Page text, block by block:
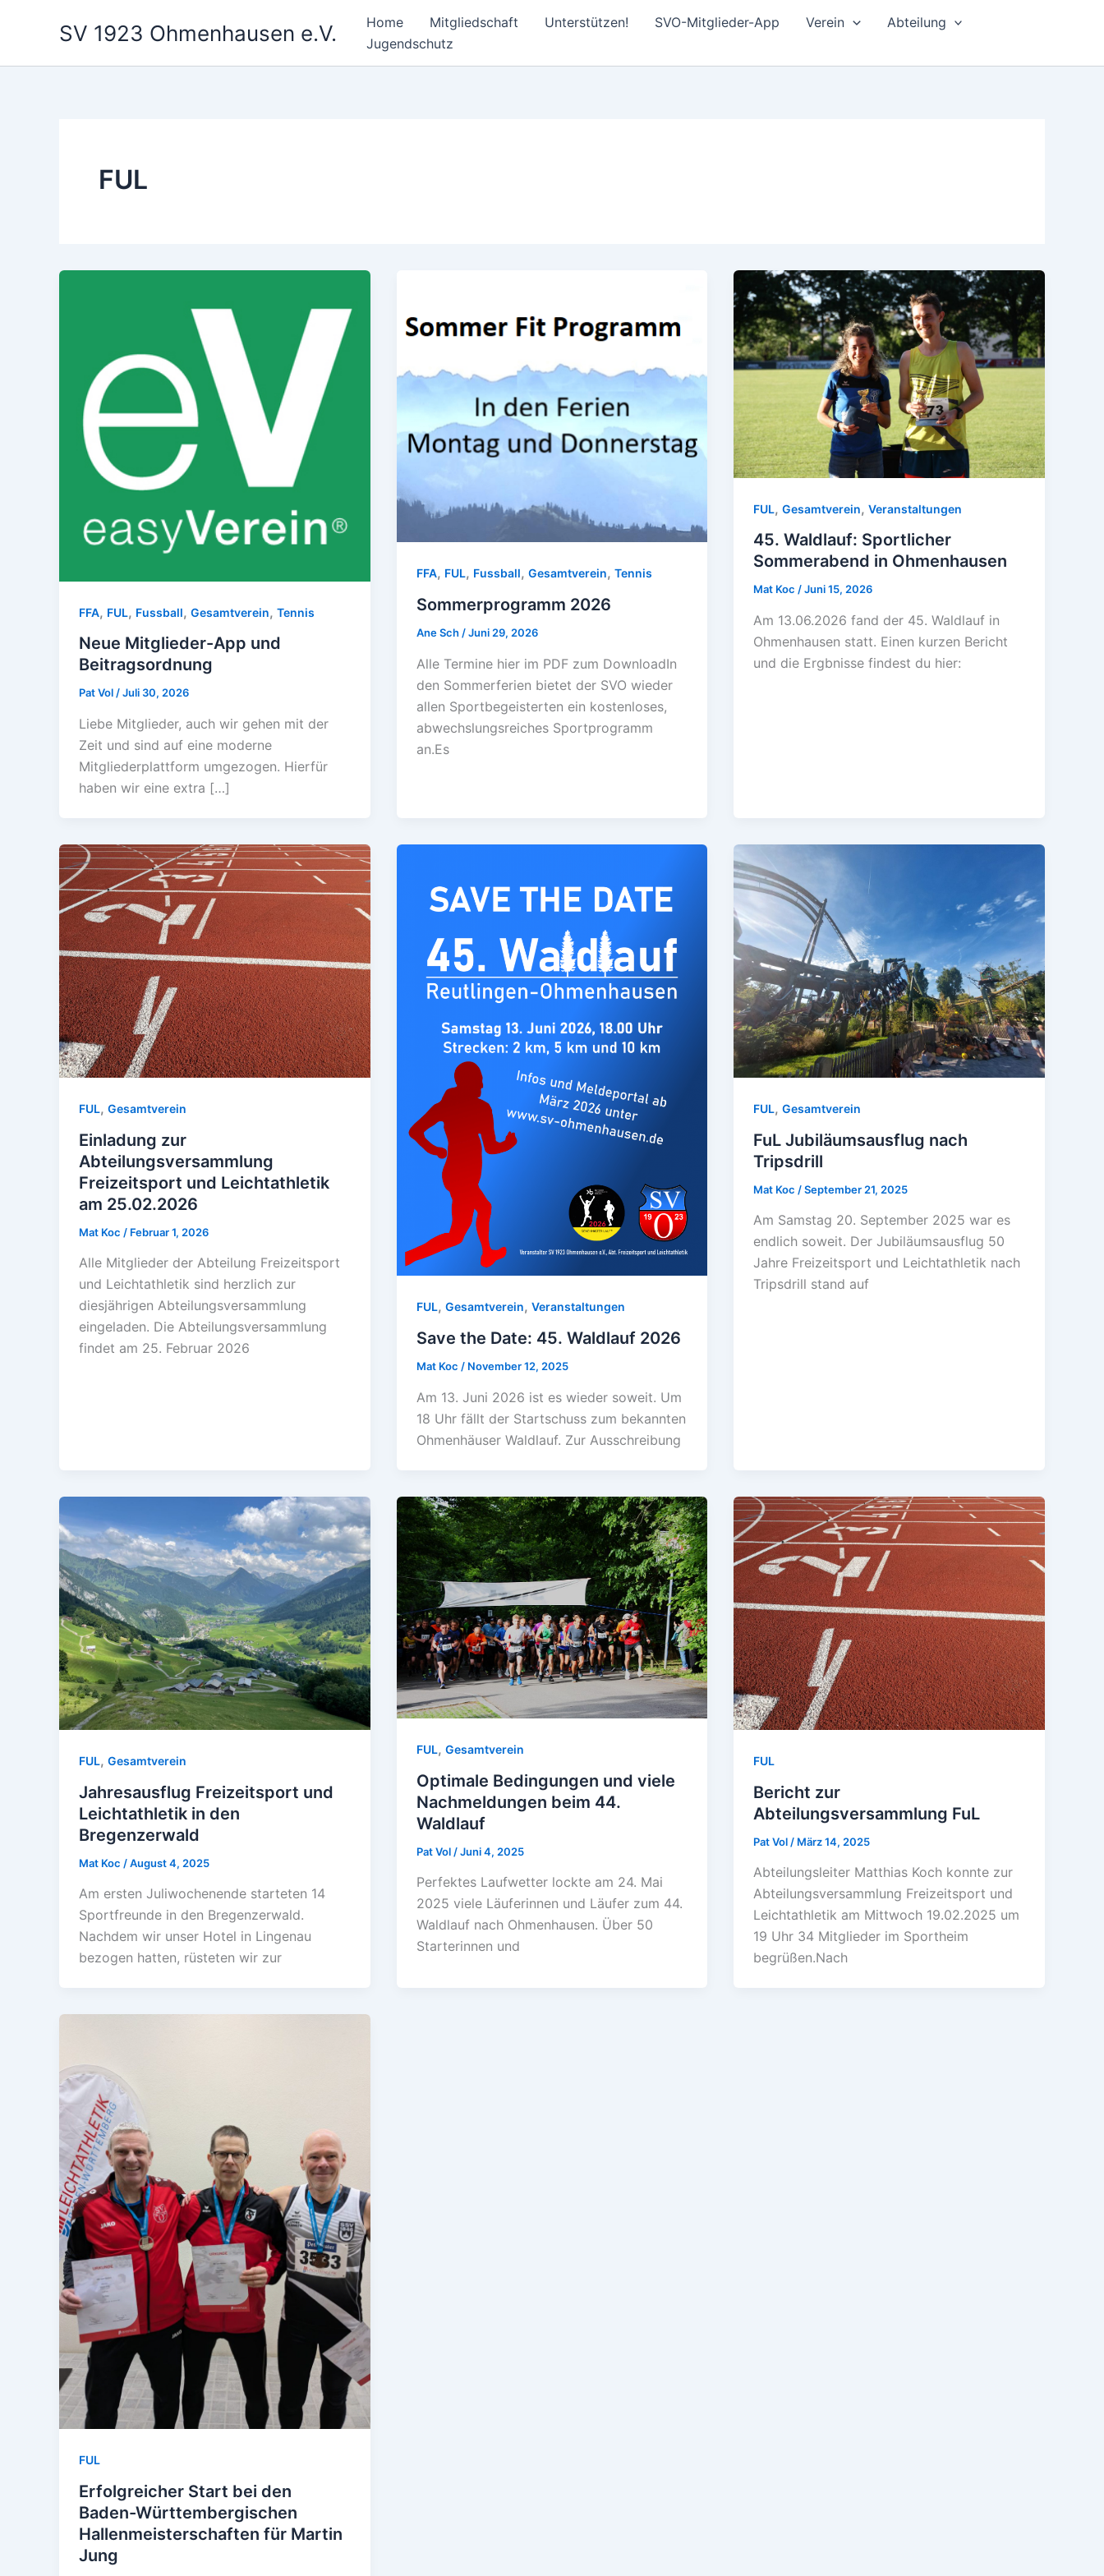
SV 1923 Ohmenhausen e.V. Home Mitgliedschaft Unterstützen! SVO-Mitglieder-App Verein
Abteilung
Jugendschutz
FUL
FFA, FUL, Fussball, Gesamtverein, Tennis
Neue Mitglieder-App und
Beitragsordnung
Pat Vol/Juli 30, 2026
Liebe Mitglieder, auch wir gehen mit der
Zeit und sind auf eine moderne
Mitgliederplattform umgezogen. Hierfür
haben wir eine extra […]
FFA, FUL, Fussball, Gesamtverein, Tennis
Sommerprogramm 2026
Ane Sch/Juni 29, 2026
Alle Termine hier im PDF zum DownloadIn
den Sommerferien bietet der SVO wieder
allen Sportbegeisterten ein kostenloses,
abwechslungsreiches Sportprogramm
an.Es
FUL,Gesamtverein,Veranstaltungen
45. Waldlauf: Sportlicher
Sommerabend in Ohmenhausen
Mat Koc/Juni 15, 2026
Am 13.06.2026 fand der 45. Waldlauf in
Ohmenhausen statt. Einen kurzen Bericht
und die Ergbnisse findest du hier:
FUL, Gesamtverein
Einladung zur
Abteilungsversammlung
Freizeitsport und Leichtathletik
am 25.02.2026
Mat Koc / Februar 1, 2026
Alle Mitglieder der Abteilung Freizeitsport
und Leichtathletik sind herzlich zur
diesjährigen Abteilungsversammlung
eingeladen. Die Abteilungsversammlung
findet am 25. Februar 2026
FUL, Gesamtverein, Veranstaltungen
Save the Date: 45. Waldlauf 2026
Mat Koc / November 12, 2025
Am 13. Juni 2026 ist es wieder soweit. Um
18 Uhr fällt der Startschuss zum bekannten
Ohmenhäuser Waldlauf. Zur Ausschreibung
FUL,Gesamtverein
FuL Jubiläumsausflug nach
Tripsdrill
Mat Koc /September 21, 2025
Am Samstag 20. September 2025 war es
endlich soweit. Der Jubiläumsausflug 50
Jahre Freizeitsport und Leichtathletik nach
Tripsdrill stand auf
FUL, Gesamtverein
Jahresausflug Freizeitsport und
Leichtathletik in den
Bregenzerwald
Mat Koc /August 4, 2025
Am ersten Juliwochenende starteten 14
Sportfreunde in den Bregenzerwald.
Nachdem wir unser Hotel in Lingenau
bezogen hatten, rüsteten wir zur
FUL, Gesamtverein
Optimale Bedingungen und viele
Nachmeldungen beim 44.
Waldlauf
Pat Vol /Juni 4, 2025
Perfektes Laufwetter lockte am 24. Mai
2025 viele Läuferinnen und Läufer zum 44.
Waldlauf nach Ohmenhausen. Über 50
Starterinnen und
FUL
Bericht zur
Abteilungsversammlung FuL
Pat Vol / März 14, 2025
Abteilungsleiter Matthias Koch konnte zur
Abteilungsversammlung Freizeitsport und
Leichtathletik am Mittwoch 19.02.2025 um
19 Uhr 34 Mitglieder im Sportheim
begrüßen.Nach
FUL
Erfolgreicher Start bei den
Baden-Württembergischen
Hallenmeisterschaften für Martin
Jung